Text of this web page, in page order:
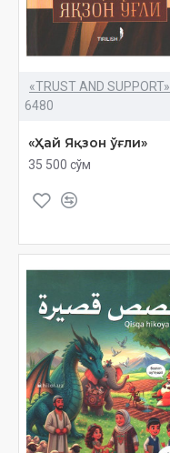
«TRUST AND SUPPORT»
6480
«Ҳай Яқзон ўғли»
35 500 сўм